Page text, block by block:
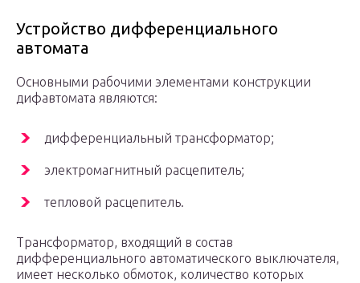
Устройство дифференциального
автомата
Основными рабочими элементами конструкции
дифавтомата являются:
дифференциальный трансформатор;
электромагнитный расцепитель;
тепловой расцепитель.
Трансформатор, входящий в состав
дифференциального автоматического выключателя,
имеет несколько обмоток, количество которых